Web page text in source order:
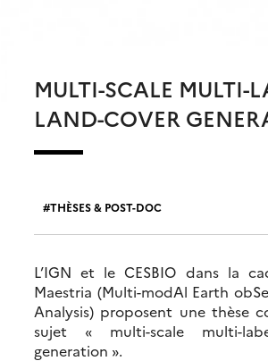
MULTI-SCALE MULTI-
LAND-COVER
THÈSES & POST-DOC
L’IGN et le CESBIO dans la
Maestria (Multi-modAl Earth
Analysis) proposent une thèse
sujet « multi-scale multi-
generation ».